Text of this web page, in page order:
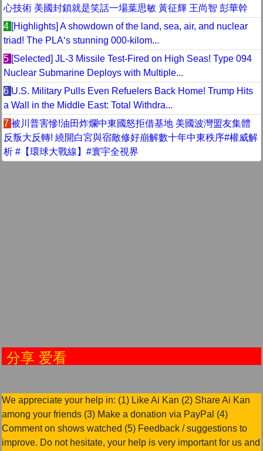
心技術 美國封鎖就是笑話一場葉思敏 黃征輝 王尚智 彭華幹
4 [Highlights] A showdown of the land, sea, air, and nuclear
triad! The PLA‘s stunning 000-kilom...
5 [Selected] JL-3 Missile Test-Fired on High Seas! Type 094
Nuclear Submarine Deploys with Multiple...
6 U.S. Military Pulls Even Refuelers Back Home! Trump Hits
a Wall in the Middle East: Total Withdra...
7 被川普害慘!油田炸爛中東國怒拒借基地 美國波灣盟友集體
反叛大反轉! 繞開白宮與宿敵修好崩解數十年中東秩序#權威解
析 #【環球大戰線】#寰宇全視界
爱看
We appreciate your help in: (1) Like Ai Kan (2) Share Ai Kan
among your friends (3) Make a donation via PayPal (4)
Comment on shows watched (5) Feedback / suggestions to
improve. Do not hesitate, your help is very important for us and